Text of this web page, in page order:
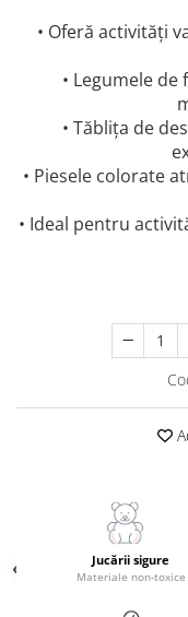
Balansoare &
Carusele & Jucarii
Corturi & Spatii de
Depozitare &
Masinute Electrice
Trotinete & Triciclete
Jucarii pentru Plaja
Toate Jucariile pentru
Jucarii Educative &
Jucarii pentru Bebe
Jocuri de Constructie
Puzzle & Jocuri de
Jucarii din Lemn Natural
• Oferă activități
• Legumele
• Tăblița de
• Piesele colorate
• Ideal pentru
Jucării sigure
Materiale non-toxice